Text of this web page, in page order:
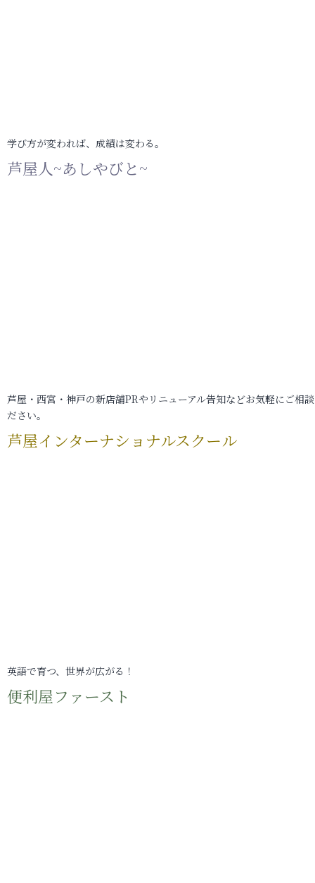
学び方が変われば、成績は変わる。
芦屋人~あしやびと~
芦屋・西宮・神戸の新店舗PRやリニューアル告知などお気軽にご相
ださい。
芦屋インターナショナルスクール
英語で育つ、世界が広がる！
便利屋ファースト